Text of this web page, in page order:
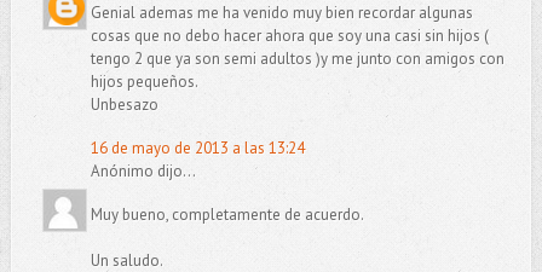
Genial ademas me ha venido muy bien recordar algunas
cosas que no debo hacer ahora que soy una casi sin hijos (
tengo 2 que ya son semi adultos )y me junto con amigos con
hijos pequeños.
Unbesazo
16 de mayo de 2013 a las 13:24
Anónimo dijo...
Muy bueno, completamente de acuerdo.
Un saludo.